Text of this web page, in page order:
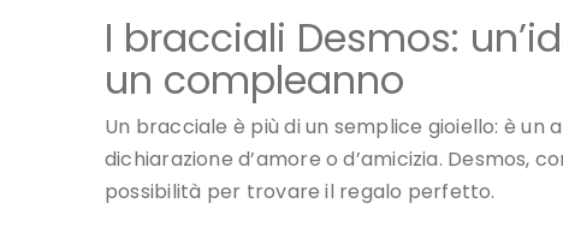
I bracciali Desmos:
un compleanno
Un bracciale è più di un semplice gioiello: è
dichiarazione d’amore o d’amicizia. Desmos,
possibilità per trovare il regalo perfetto.